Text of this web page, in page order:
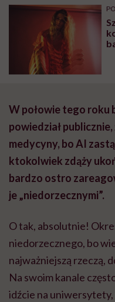
W połowie tego roku
powiedział
medycyny, bo AI
ktokolwiek zdąży
bardzo ostro
je „niedorzecznymi”.
O tak, absolutnie!
niedorzecznego, bo
najważniejszą rzeczą,
Na swoim kanale
idźcie na